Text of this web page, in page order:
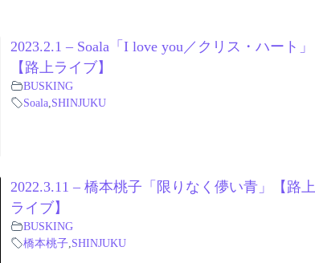
2023.2.1 – Soala「I love you／クリス・ハート」
【路上ライブ】
BUSKING
Soala SHINJUKU
2022.3.11 – 橋本桃子「限りなく儚い青」【路上
ライブ】
BUSKING
橋本桃子 SHINJUKU